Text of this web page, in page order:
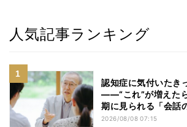
人気記事ランキング
認知症に気付いたき
――“これ”が増えた
期に見られる「会話
2026/08/08 07:15